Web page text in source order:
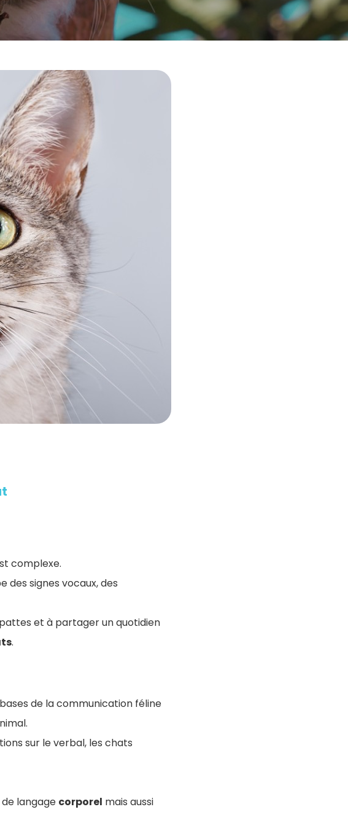
complexe.
des signes vocaux, des
et à partager un quotidien
.
de la communication féline
sur le verbal, les chats
de langage corporel mais aussi